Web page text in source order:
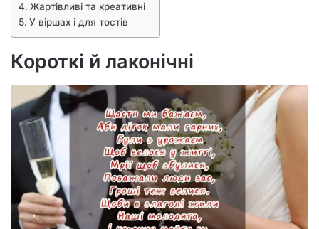
Жартівливі та креативні
У віршах і для тостів
Короткі й лаконічні